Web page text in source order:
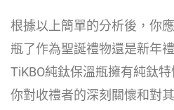
根據以上簡單的分析後，你
瓶了作為聖誕禮物還是新年
TiKBO純鈦保溫瓶擁有純鈦
你對收禮者的深刻關懷和對